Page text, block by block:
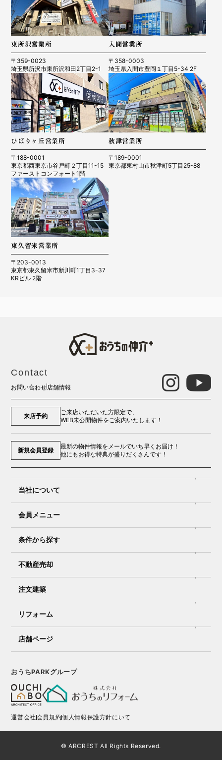
東所沢営業所
〒359-0023
埼玉県所沢市東所沢和田2丁目2-1
入間営業所
〒358-0003
埼玉県入間市豊岡１丁目5-34 2F
ひばりヶ丘営業所
〒188-0001
東京都西東京市谷戸町２丁目11-15
ファーストコンフォート1階
秋津営業所
〒189-0001
東京都東村山市秋津町5丁目25-88
東久留米営業所
〒203-0013
東京都東久留米市新川町1丁目3-37
KRビル 2階
Contact
お問い合わせ 店舗情報
来店予約
ご来店いただいた方限定で、
WEB未公開物件をご案内いたします！
新規会員登録
最新の物件情報をメールでいち早くお届け！
他にもお得な特典が盛りだくさんです！
当社について
会員メニュー
条件から探す
不動産売却
注文建築
リフォーム
店舗ページ
おうちPARKグループ
運営会社会員規約個人情報保護方針にいて
© ARCREST All Rights Reserved.